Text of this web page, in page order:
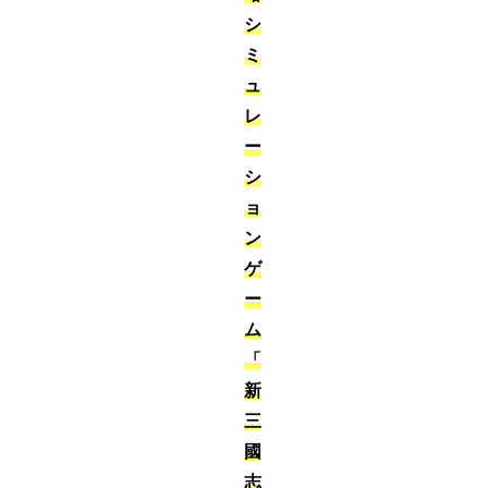
シ
ミ
ュ
レ
ー
シ
ョ
ン
ゲ
ー
ム
「
新
三
國
志